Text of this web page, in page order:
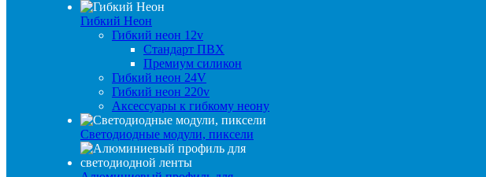
Гибкий Неон
Гибкий неон 12v
Стандарт ПВХ
Премиум силикон
Гибкий неон 24V
Гибкий неон 220v
Аксессуары к гибкому неону
Светодиодные модули, пиксели